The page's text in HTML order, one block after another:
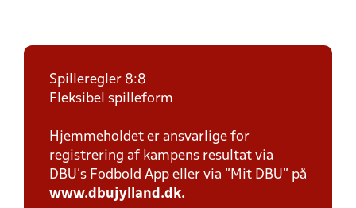
Spilleregler 8:8
Fleksibel spilleform
Hjemmeholdet er ansvarlige for
registrering af kampens resultat via
DBU’s Fodbold App eller via ”Mit DBU” på
www.dbujylland.dk.